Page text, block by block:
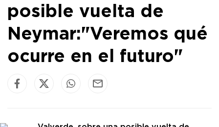
posible vuelta de
Neymar:"Veremos qué
ocurre en el futuro"